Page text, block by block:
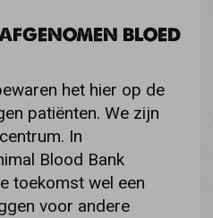
BLOED
het hier op de
patiënten. We zijn
In
Blood Bank
toekomst wel een
voor andere